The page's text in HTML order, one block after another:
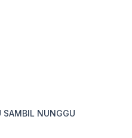
SAMBIL NUNGGU